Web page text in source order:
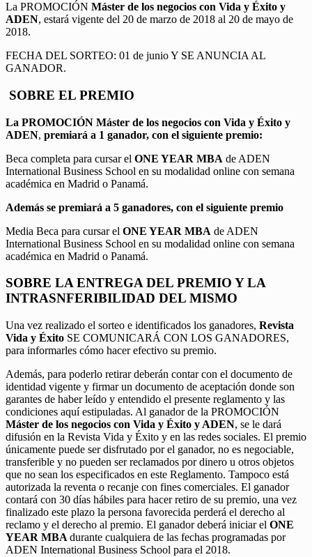
La PROMOCIÓN Máster de los negocios con Vida y Éxito y
ADEN, estará vigente del 20 de marzo de 2018 al 20 de mayo de
2018.
FECHA DEL SORTEO: 01 de junio Y SE ANUNCIA AL
GANADOR.
SOBRE EL PREMIO
La PROMOCIÓN Máster de los negocios con Vida y Éxito y
ADEN, premiará a 1 ganador, con el siguiente premio:
Beca completa para cursar el ONE YEAR MBA de ADEN
International Business School en su modalidad online con semana
académica en Madrid o Panamá.
Además se premiará a 5 ganadores, con el siguiente premio
Media Beca para cursar el ONE YEAR MBA de ADEN
International Business School en su modalidad online con semana
académica en Madrid o Panamá.
SOBRE LA ENTREGA DEL PREMIO Y LA
INTRASNFERIBILIDAD DEL MISMO
Una vez realizado el sorteo e identificados los ganadores, Revista
Vida y Éxito SE COMUNICARÁ CON LOS GANADORES,
para informarles cómo hacer efectivo su premio.
Además, para poderlo retirar deberán contar con el documento de
identidad vigente y firmar un documento de aceptación donde son
garantes de haber leído y entendido el presente reglamento y las
condiciones aquí estipuladas. Al ganador de la PROMOCIÓN
Máster de los negocios con Vida y Éxito y ADEN, se le dará
difusión en la Revista Vida y Éxito y en las redes sociales. El premio
únicamente puede ser disfrutado por el ganador, no es negociable,
transferible y no pueden ser reclamados por dinero u otros objetos
que no sean los especificados en este Reglamento. Tampoco está
autorizada la reventa o recanje con fines comerciales. El ganador
contará con 30 días hábiles para hacer retiro de su premio, una vez
finalizado este plazo la persona favorecida perderá el derecho al
reclamo y el derecho al premio. El ganador deberá iniciar el ONE
YEAR MBA durante cualquiera de las fechas programadas por
ADEN International Business School para el 2018.